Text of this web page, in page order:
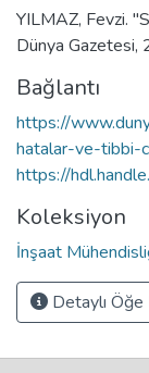
YILMAZ, Fevzi.
Dünya
Bağlantı
https://
hatalar-ve-tibbi-
https://
Koleksiyon
İnşaat
Detaylı Öğe